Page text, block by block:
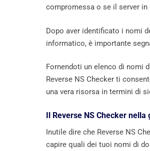
compromessa o se il server in
Dopo aver identificato i nomi
informatico, è importante
Fornendoti un elenco di nomi
Reverse NS Checker ti
una vera risorsa in termini di
Il Reverse NS Checker
Inutile dire che Reverse NS
capire quali dei tuoi nomi di